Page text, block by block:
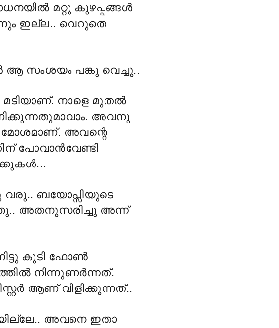
മറ്റു കുഴപ്പങ്ങൾ
ഇല്ല.. വെറുതെ
ആ സംശയം പങ്കു വെച്ചു..
നാളെ മുതൽ
അവനു
മോശമാണ്. അവന്റെ
പോവാൻവേണ്ടി
വരൂ.. ബയോപ്സിയുടെ
അതനുസരിച്ചു അന്ന്
കൂടി ഫോൺ
നിന്നുണർന്നത്.
ആണ് വിളിക്കുന്നത്..
അവനെ ഇതാ